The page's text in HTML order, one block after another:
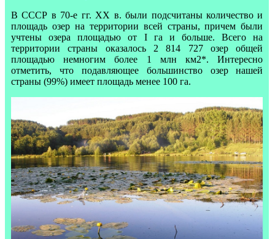
В СССР в 70-е гг. XX в. были подсчитаны количество и
площадь озер на территории всей страны, причем были
учтены озера площадью от I га и больше. Всего на
территории страны оказалось 2 814 727 озер общей
площадью немногим более 1 млн км2*. Интересно
отметить, что подавляющее большинство озер нашей
страны (99%) имеет площадь менее 100 га.